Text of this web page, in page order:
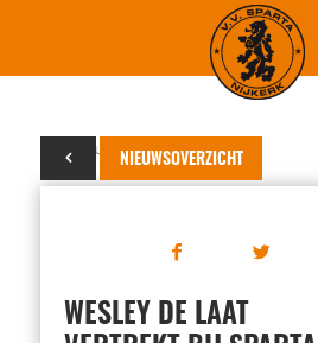
NIEUWSOVERZICHT
20 februari 2025
WESLEY DE LAAT